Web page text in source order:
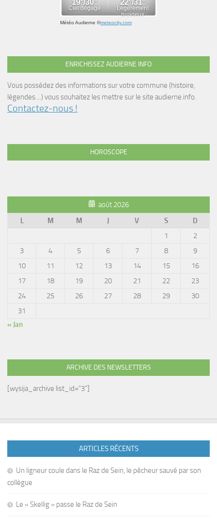
Météo Audierne ©meteocity.com
ENRICHISSEZ AUDIERNE INFO
Vous possédez des informations sur votre commune (histoire,
légendes....) vous souhaitez les mettre sur le site audierne.info.
Contactez-nous !
HOROSCOPE
août 2026
L
M M J V S
D
1
2
3
4 5 6 7 8
9
10
11 12 13 14 15
16
17
18 19 20 21 22
23
24
25 26 27 28 29
30
31
« Jan
ARCHIVE DES NEWSLETTERS
[wysija_archive list_id="3"]
ARTICLES RÉCENTS
Un ligneur coule dans le Raz de Sein, le pêcheur sauvé par son
collègue
Le « Skellig » passe le Raz de Sein